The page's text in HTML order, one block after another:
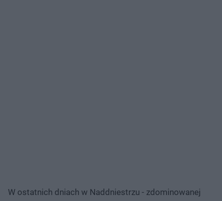
W ostatnich dniach w Naddniestrzu - zdominowanej